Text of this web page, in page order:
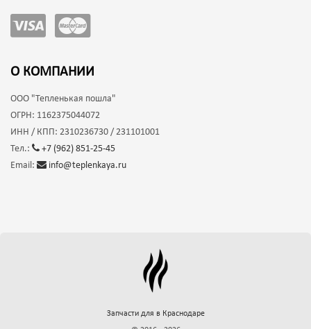
О КОМПАНИИ
ООО "Тепленькая пошла"
ОГРН: 1162375044072
ИНН / КПП: 2310236730 / 231101001
Тел.:
+7 (962) 851-25-45
Email:
info@teplenkaya.ru
Запчасти для в Краснодаре